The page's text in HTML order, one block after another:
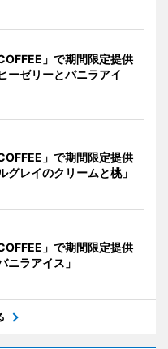
」で期間限定提供
ーゼリーとバニラアイ
」で期間限定提供
グレイのクリームと桃」
」で期間限定提供
ニラアイス」